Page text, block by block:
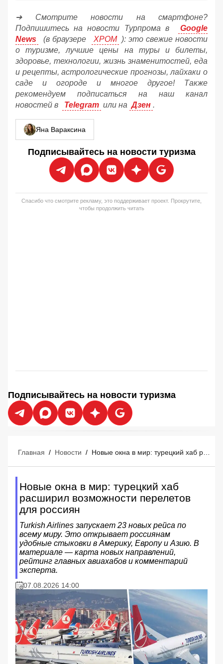
➔ Смотрите новости на смартфоне?
Подпишитесь на новости Турпрома в
Google
News
(в браузере ХРОМ
): это свежие новости
о туризме, лучшие цены на туры и билеты,
здоровье, технологии, жизнь знаменитостей, еда
и рецепты, астрологические прогнозы, лайхаки о
саде и огороде и многое другое! Также
рекомендуем подписаться на наш канал
новостей в
Telegram или на Дзен .
Яна Вараксина
Подписывайтесь на новости туризма
Спасибо что смотрите рекламу, это поддерживает проект. Прокрутите,
чтобы продолжить читать
Подписывайтесь на новости туризма
Главная / Новости /
Новые окна в мир: турецкий хаб
расширил возможности перелетов
для россиян
Turkish Airlines запускает 23 новых рейса по
всему миру. Это открывает россиянам
удобные стыковки в Америку, Европу и Азию. В
материале — карта новых направлений,
рейтинг главных авиахабов и комментарий
эксперта.
07.08.2026 14:00